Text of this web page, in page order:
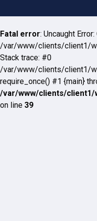
Fatal error: Uncaught
/var/www/clients/client1/
Stack trace: #0
/var/www/clients/client1/
require_once() #1 {main}
/var/www/clients/client1/
on line 39